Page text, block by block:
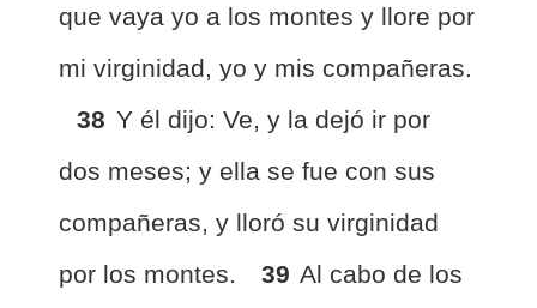
que vaya yo a los montes y llore por
mi virginidad, yo y mis compañeras.
38 Y él dijo: Ve, y la dejó ir por
dos meses; y ella se fue con sus
compañeras, y lloró su virginidad
por los montes.
39 Al cabo de los